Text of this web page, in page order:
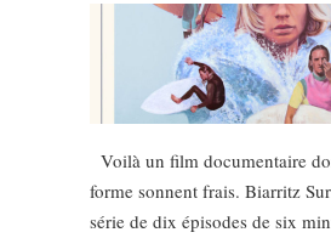
Voilà un film documentaire
forme sonnent frais. Biarritz
série de dix épisodes de six